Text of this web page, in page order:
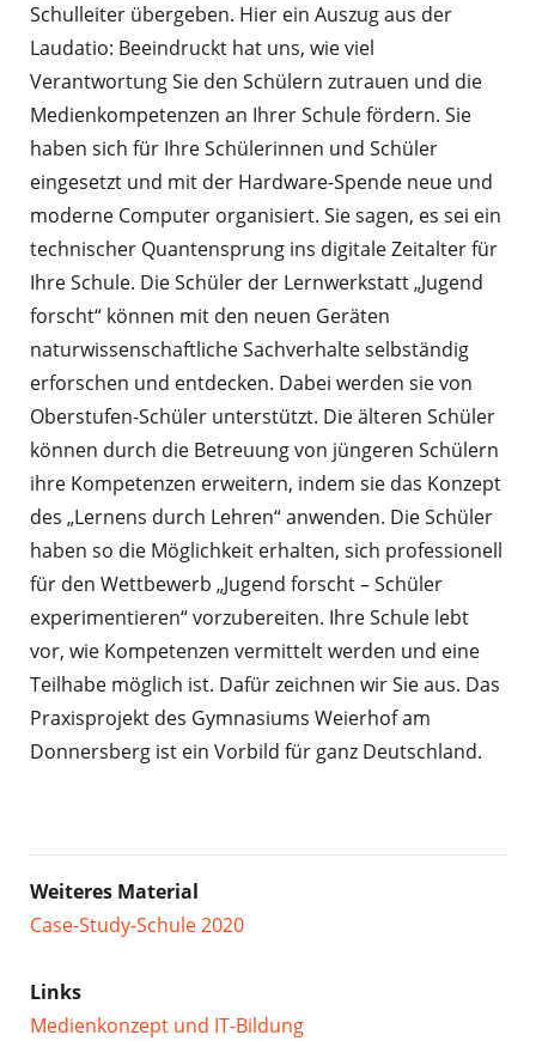
Schulleiter übergeben. Hier ein Auszug aus der
Laudatio: Beeindruckt hat uns, wie viel
Verantwortung Sie den Schülern zutrauen und die
Medienkompetenzen an Ihrer Schule fördern. Sie
haben sich für Ihre Schülerinnen und Schüler
eingesetzt und mit der Hardware-Spende neue und
moderne Computer organisiert. Sie sagen, es sei ein
technischer Quantensprung ins digitale Zeitalter für
Ihre Schule. Die Schüler der Lernwerkstatt „Jugend
forscht“ können mit den neuen Geräten
naturwissenschaftliche Sachverhalte selbständig
erforschen und entdecken. Dabei werden sie von
Oberstufen-Schüler unterstützt. Die älteren Schüler
können durch die Betreuung von jüngeren Schülern
ihre Kompetenzen erweitern, indem sie das Konzept
des „Lernens durch Lehren“ anwenden. Die Schüler
haben so die Möglichkeit erhalten, sich professionell
für den Wettbewerb „Jugend forscht ­– Schüler
experimentieren“ vorzubereiten. Ihre Schule lebt
vor, wie Kompetenzen vermittelt werden und eine
Teilhabe möglich ist. Dafür zeichnen wir Sie aus. Das
Praxisprojekt des Gymnasiums Weierhof am
Donnersberg ist ein Vorbild für ganz Deutschland.
Weiteres Material
Case-Study-Schule 2020
Links
Medienkonzept und IT-Bildung